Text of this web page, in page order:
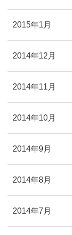
2015年1月
2014年12月
2014年11月
2014年10月
2014年9月
2014年8月
2014年7月